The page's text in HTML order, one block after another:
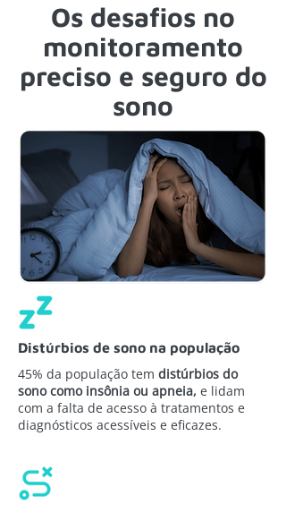
Os desafios no
monitoramento
preciso e seguro do
sono
Distúrbios de sono na população
45% da população tem distúrbios do
sono como insônia ou apneia, e lidam
com a falta de acesso à tratamentos e
diagnósticos acessíveis e eficazes.